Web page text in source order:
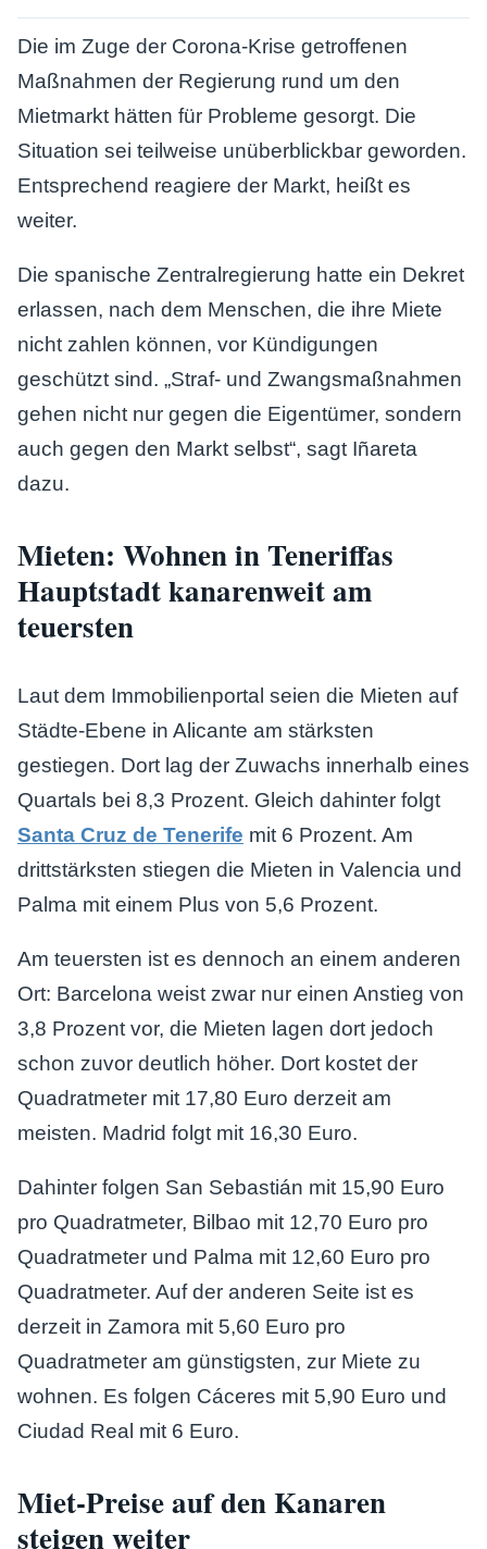
Die im Zuge der Corona-Krise getroffenen
Maßnahmen der Regierung rund um den
Mietmarkt hätten für Probleme gesorgt. Die
Situation sei teilweise unüberblickbar geworden.
Entsprechend reagiere der Markt, heißt es
weiter.
Die spanische Zentralregierung hatte ein Dekret
erlassen, nach dem Menschen, die ihre Miete
nicht zahlen können, vor Kündigungen
geschützt sind. „Straf- und Zwangsmaßnahmen
gehen nicht nur gegen die Eigentümer, sondern
auch gegen den Markt selbst“, sagt Iñareta
dazu.
Mieten: Wohnen in Teneriffas
Hauptstadt kanarenweit am
teuersten
Laut dem Immobilienportal seien die Mieten auf
Städte-Ebene in Alicante am stärksten
gestiegen. Dort lag der Zuwachs innerhalb eines
Quartals bei 8,3 Prozent. Gleich dahinter folgt
Santa Cruz de Tenerife
mit 6 Prozent. Am
drittstärksten stiegen die Mieten in Valencia und
Palma mit einem Plus von 5,6 Prozent.
Am teuersten ist es dennoch an einem anderen
Ort: Barcelona weist zwar nur einen Anstieg von
3,8 Prozent vor, die Mieten lagen dort jedoch
schon zuvor deutlich höher. Dort kostet der
Quadratmeter mit 17,80 Euro derzeit am
meisten. Madrid folgt mit 16,30 Euro.
Dahinter folgen San Sebastián mit 15,90 Euro
pro Quadratmeter, Bilbao mit 12,70 Euro pro
Quadratmeter und Palma mit 12,60 Euro pro
Quadratmeter. Auf der anderen Seite ist es
derzeit in Zamora mit 5,60 Euro pro
Quadratmeter am günstigsten, zur Miete zu
wohnen. Es folgen Cáceres mit 5,90 Euro und
Ciudad Real mit 6 Euro.
Miet-Preise auf den Kanaren
steigen weiter